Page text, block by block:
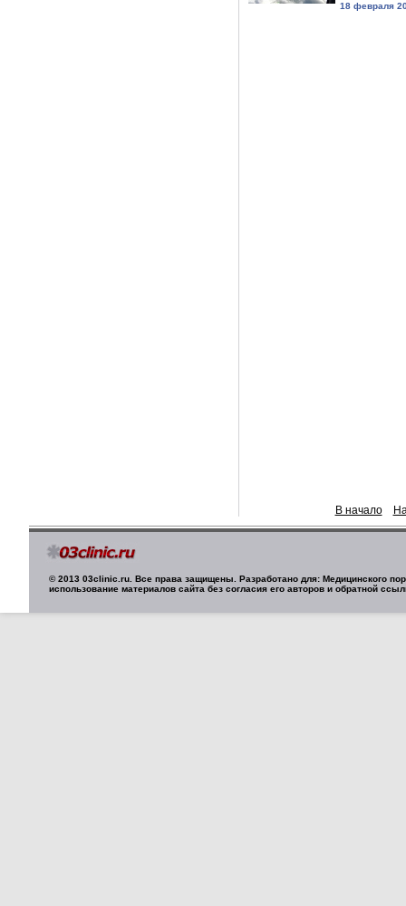
18 февраля
В начало
© 2013 03clinic.ru. Все права защищены. Разработано для: Медицинского
использование материалов сайта без согласия его авторов и обратной